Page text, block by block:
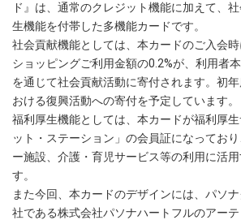
ド』は、通常のクレジット機能に加えて、
生機能を付帯した多機能カードです。
社会貢献機能としては、本カードのご入会
ショッピングご利用金額の0.2%が、利用者
を通じて社会貢献活動に寄付されます。初
おける復興活動への寄付を予定しています。
福利厚生機能としては、本カードが福利厚
ット・ステーション」の会員証になってお
ー施設、介護・育児サービス等の利用に活
す。
また今回、本カードのデザインには、パソ
社である株式会社パソナハートフルのアー